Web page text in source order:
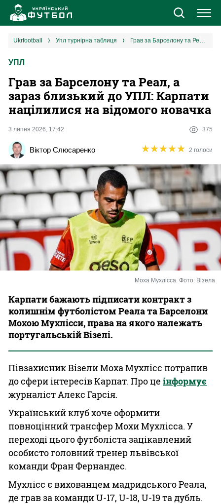
Новини
Єврокубки
УПЛ
2 ліга
Різне
Букмекери
Казино
ukrfootball упл турнірна таблиця Грав за Барселону та Реал, а зараз близький до УПЛ: Карпати націлилися на відомого новачка
УПЛ
Грав за Барселону та Реал, а
зараз близький до УПЛ: Карпати
націлилися на відомого новачка
3 липня 2026, 17:42 375
Віктор Слюсаренко ★★★★★
★★★★★ 2 голоси
Моха Мухлісса. Фото: Візела
Карпати бажають підписати контракт з
колишнім футболістом Реала та Барселони
Мохою Мухлісси, права на якого належать
португальській Візелі.
Півзахисник Візели Моха Мухлісс потрапив
до сфери інтересів Карпат. Про це інформує
журналіст Алекс Гарсія.
Український клуб хоче оформити
повноцінний трансфер Мохи Мухлісса. У
переході цього футболіста зацікавлений
особисто головний тренер львівської
команди Фран Фернандес.
Мухлісс є вихованцем мадридського Реала,
де грав за команди U-17, U-18, U-19 та дубль.